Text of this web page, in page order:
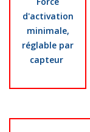
d'activation
minimale,
réglable par
capteur